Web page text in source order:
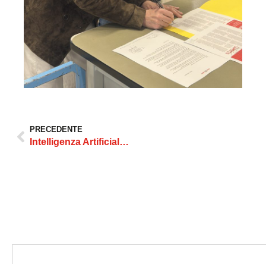
PRECEDENTE
Intelligenza Artificiale e deep learning per ottimizzare le trasferte aziendali